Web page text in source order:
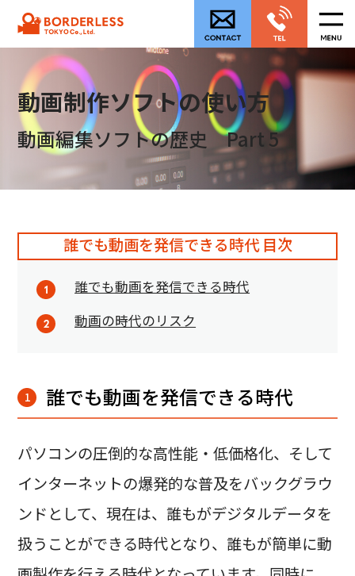
動画制作ソフトの使い方
動画編集ソフトの歴史 Part 5
誰でも動画を発信できる時代 目次
誰でも動画を発信できる時代
動画の時代のリスク
1 誰でも動画を発信できる時代
パソコンの圧倒的な高性能・低価格化、そして
インターネットの爆発的な普及をバックグラウ
ンドとして、現在は、誰もがデジタルデータを
扱うことができる時代となり、誰もが簡単に動